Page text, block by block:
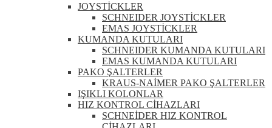
JOYSTİCKLER
SCHNEIDER JOYSTİCKLER
EMAS JOYSTİCKLER
KUMANDA KUTULARI
SCHNEIDER KUMANDA KUTULARI
EMAS KUMANDA KUTULARI
PAKO ŞALTERLER
KRAUS-NAİMER PAKO ŞALTERLER
IŞIKLI KOLONLAR
HIZ KONTROL CİHAZLARI
SCHNEİDER HIZ KONTROL